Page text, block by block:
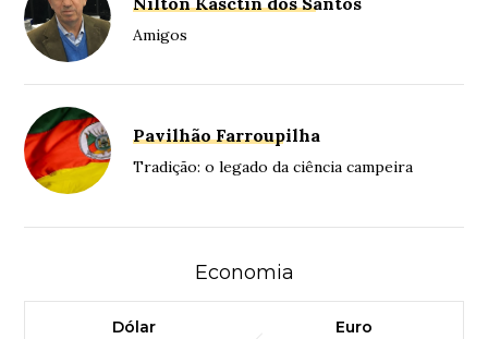
Amigos
Pavilhão Farroupilha
Tradição: o legado da ciência campeira
Economia
Dólar
Euro